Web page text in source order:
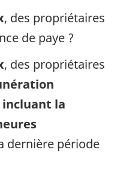
, des propriétaires
de paye ?
, des propriétaires
la
dernière période